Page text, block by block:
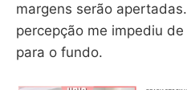
margens serão
percepção me impediu
para o fundo.